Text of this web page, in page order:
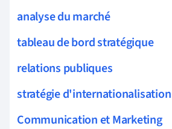
analyse du marché
tableau de bord stratégique
relations publiques
stratégie d'internationalisation
Communication et Marketing